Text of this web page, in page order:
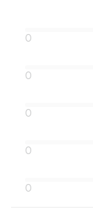
0
0
0
0
0